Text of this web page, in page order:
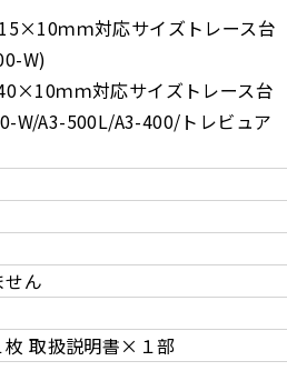
ｍｍ対応サイズトレース台
W)
ｍｍ対応サイズトレース台
W/A3-500L/A3-400/トレビュア
ん
取扱説明書×１部